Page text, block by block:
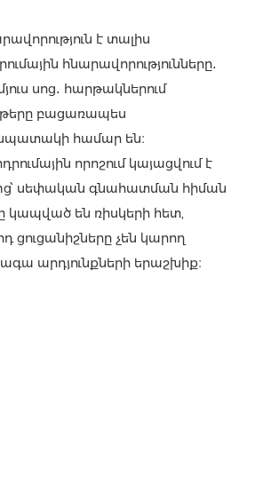
է տալիս
հնարավորությունները․
սոց․ հարթակներում
բացառապես
համար են։
որոշում կայացվում է
սեփական գնահատման հիման
կապված են ռիսկերի հետ,
չեն կարող
արդյունքների երաշխիք։